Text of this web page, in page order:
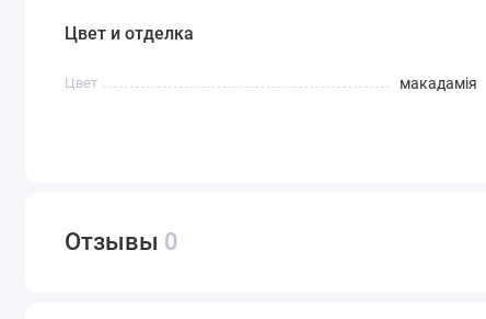
Цвет и отделка
Цвет макадамія
Отзывы 0